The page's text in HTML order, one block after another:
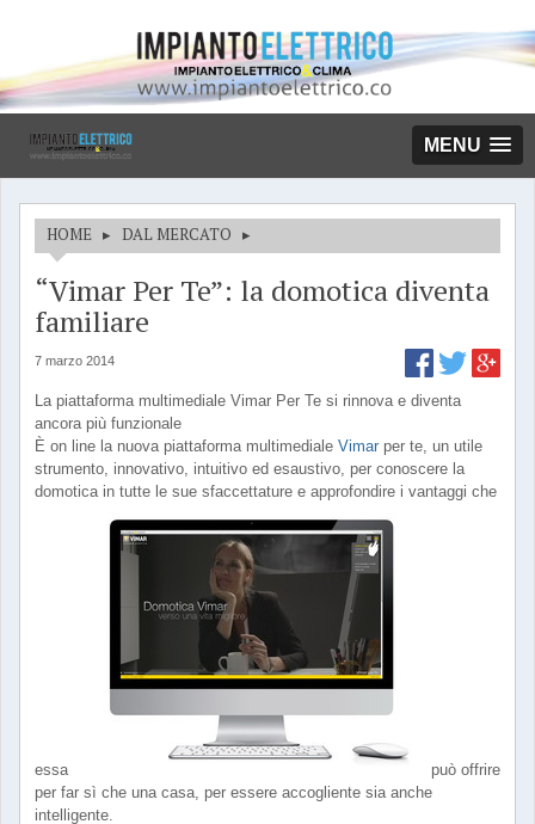
MENU
HOME ▸ DAL MERCATO ▸
“Vimar Per Te”: la domotica diventa
familiare
7 marzo 2014
La piattaforma multimediale Vimar Per Te si rinnova e diventa
ancora più funzionale
È on line la nuova piattaforma multimediale Vimar per te, un utile
strumento, innovativo, intuitivo ed esaustivo, per conoscere la
domotica in tutte le sue sfaccettature e approfondire i vantaggi che
essa
può offrire
per far sì che una casa, per essere accogliente sia anche
intelligente.